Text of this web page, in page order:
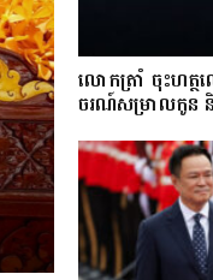
លោក​ត្រាំ ចុះហត្ថល
ចរណ៍សម្រាលកូន